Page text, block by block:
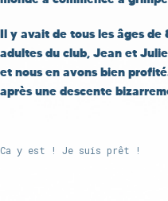
Il y avait de tous les âges de
adultes du club, Jean et
et nous en avons bien
après une descente
Ca y est ! Je suis prêt !